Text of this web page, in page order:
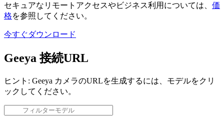
セキュアなリモートアクセスやビジネス利用については、 価
格を参照してください。
今すぐダウンロード
Geeya 接続URL
ヒント: Geeya カメラのURLを生成するには、モデルをクリ
ックしてください。